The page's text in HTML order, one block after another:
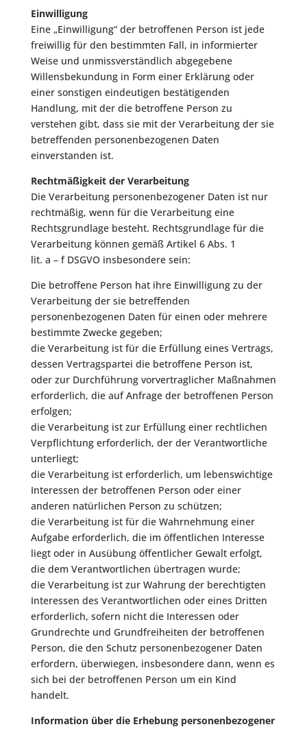
Einwilligung
Eine „Einwilligung“ der betroffenen Person ist jede
freiwillig für den bestimmten Fall, in informierter
Weise und unmissverständlich abgegebene
Willensbekundung in Form einer Erklärung oder
einer sonstigen eindeutigen bestätigenden
Handlung, mit der die betroffene Person zu
verstehen gibt, dass sie mit der Verarbeitung der sie
betreffenden personenbezogenen Daten
einverstanden ist.
Rechtmäßigkeit der Verarbeitung
Die Verarbeitung personenbezogener Daten ist nur
rechtmäßig, wenn für die Verarbeitung eine
Rechtsgrundlage besteht. Rechtsgrundlage für die
Verarbeitung können gemäß Artikel 6 Abs. 1
lit. a – f DSGVO insbesondere sein:
Die betroffene Person hat ihre Einwilligung zu der
Verarbeitung der sie betreffenden
personenbezogenen Daten für einen oder mehrere
bestimmte Zwecke gegeben;
die Verarbeitung ist für die Erfüllung eines Vertrags,
dessen Vertragspartei die betroffene Person ist,
oder zur Durchführung vorvertraglicher Maßnahmen
erforderlich, die auf Anfrage der betroffenen Person
erfolgen;
die Verarbeitung ist zur Erfüllung einer rechtlichen
Verpflichtung erforderlich, der der Verantwortliche
unterliegt;
die Verarbeitung ist erforderlich, um lebenswichtige
Interessen der betroffenen Person oder einer
anderen natürlichen Person zu schützen;
die Verarbeitung ist für die Wahrnehmung einer
Aufgabe erforderlich, die im öffentlichen Interesse
liegt oder in Ausübung öffentlicher Gewalt erfolgt,
die dem Verantwortlichen übertragen wurde;
die Verarbeitung ist zur Wahrung der berechtigten
Interessen des Verantwortlichen oder eines Dritten
erforderlich, sofern nicht die Interessen oder
Grundrechte und Grundfreiheiten der betroffenen
Person, die den Schutz personenbezogener Daten
erfordern, überwiegen, insbesondere dann, wenn es
sich bei der betroffenen Person um ein Kind
handelt.
Information über die Erhebung personenbezogener